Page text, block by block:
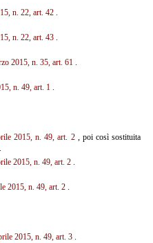
n. 22, art. 42.
n. 22, art. 43.
2015, n. 35, art. 61.
n. 49, art. 1.
2015, n. 49, art. 2, poi così sostituita
2015, n. 49, art. 2.
2015, n. 49, art. 2.
2015, n. 49, art. 3.